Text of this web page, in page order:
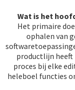
Wat is het
Het primaire
ophalen van
productlijn heeft
proces bij elke
heleboel functies